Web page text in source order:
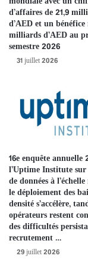
maîtres de renom,
une icône mondiale
Cette collaboration
Paula Scher dans
contemporain,
Museum of
portée et une
l’industrie. Scher
JETOUR G700,
traditionnels ne
simple véhicule de
l’expérience
La quête persistante
design de marque
profonde de Scher :
engagement
d’affaires de 21,9
d’AED et un
milliards d’AED au
semestre 2026
31 juillet 2026
16e enquête annuelle
l’Uptime Institute sur
de données à
le déploiement des
densité s’accélère,
opérateurs restent
des difficultés
recrutement …
29 juillet 2026